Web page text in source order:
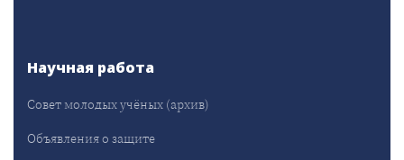
Научная работа
Совет молодых учёных (архив)
Объявления о защите